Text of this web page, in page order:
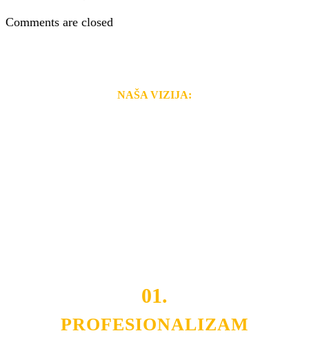
Comments are closed
NAŠA VIZIJA:
01.
PROFESIONALIZAM